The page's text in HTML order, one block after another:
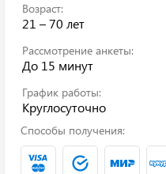
Возраст:
21 – 70 лет
Рассмотрение анкеты:
До 15 минут
График работы:
Круглосуточно
Способы получения: